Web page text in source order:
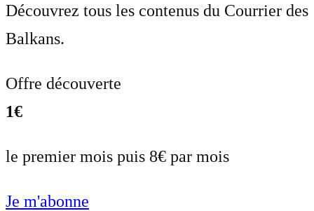
Découvrez tous les contenus du Courrier des
Balkans.
Offre découverte
1€
le premier mois puis 8€ par mois
Je m'abonne